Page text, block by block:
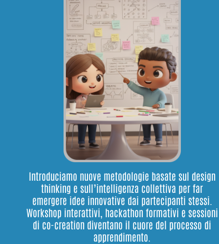
Introduciamo nuove metodologie basate sul design
thinking e sull’intelligenza collettiva per far
emergere idee innovative dai partecipanti stessi.
Workshop interattivi, hackathon formativi e sessioni
di co-creation diventano il cuore del processo di
apprendimento.